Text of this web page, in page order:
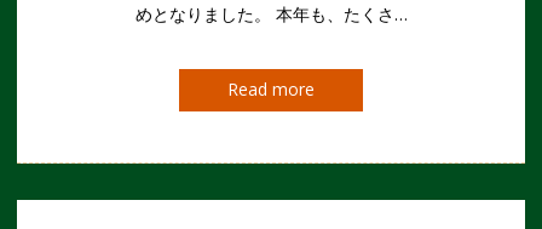
めとなりました。 本年も、たくさ…
Read more